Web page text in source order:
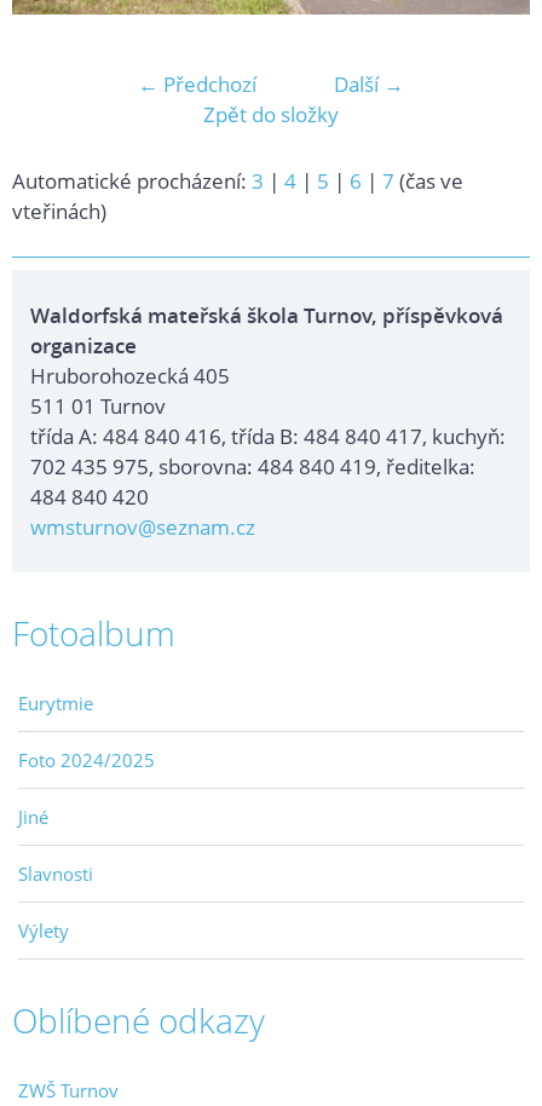
← Předchozí
Další →
Zpět do složky
Automatické procházení: 3 | 4 | 5 | 6 | 7 (čas ve
vteřinách)
Waldorfská mateřská škola Turnov, příspěvková
organizace
Hruborohozecká 405
511 01 Turnov
třída A: 484 840 416, třída B: 484 840 417, kuchyň:
702 435 975, sborovna: 484 840 419, ředitelka:
484 840 420
wmsturnov@seznam.cz
Fotoalbum
Eurytmie
Foto 2024/2025
Jiné
Slavnosti
Výlety
Oblíbené odkazy
ZWŠ Turnov